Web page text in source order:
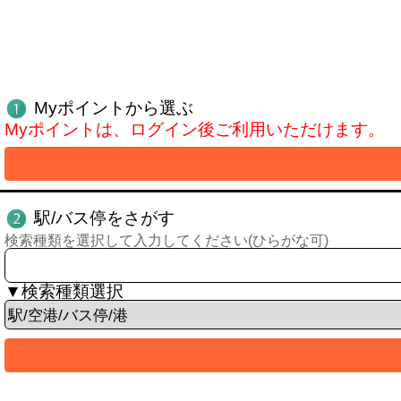
Myポイントから選ぶ
Myポイントは、ログイン後ご利用いただけます。
駅/バス停をさがす
検索種類を選択して入力してください(ひらがな可)
▼検索種類選択